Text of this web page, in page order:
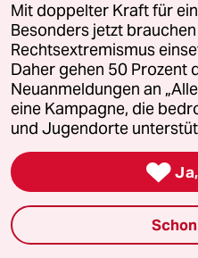
taz Blogs
taz FUTURZWEI
Le Monde diplomatique
taz Archiv
Mehr taz Angebote
Mit doppelter Kraft für
Besonders jetzt
Rechtsextremismus
Daher gehen 50 Prozent
Neuanmeldungen an
eine Kampagne, die
und Jugendorte
